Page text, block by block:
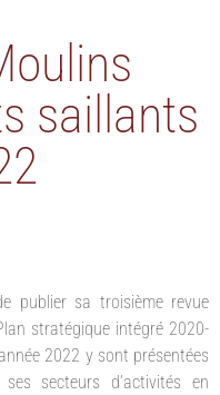
saillants
publier sa troisième revue
stratégique intégré 2020-
2022 y sont présentées
secteurs d’activités en